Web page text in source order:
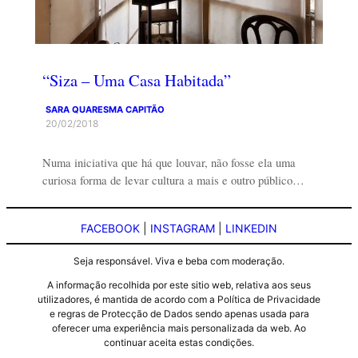
“Siza – Uma Casa Habitada”
SARA QUARESMA CAPITÃO
20/02/2018
Numa iniciativa que há que louvar, não fosse ela uma
curiosa forma de levar cultura a mais e outro público…
FACEBOOK INSTAGRAM LINKEDIN
Seja responsável. Viva e beba com moderação.
A informação recolhida por este sitio web, relativa aos seus
utilizadores, é mantida de acordo com a Política de Privacidade
e regras de Protecção de Dados sendo apenas usada para
oferecer uma experiência mais personalizada da web. Ao
continuar aceita estas condições.